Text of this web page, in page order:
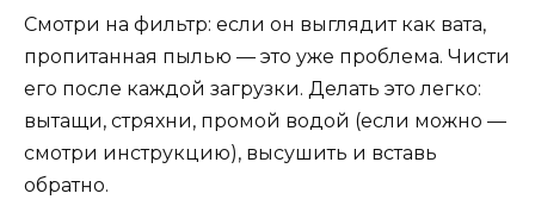
Смотри на фильтр: если он выглядит как вата,
пропитанная пылью — это уже проблема. Чисти
его после каждой загрузки. Делать это легко:
вытащи, стряхни, промой водой (если можно —
смотри инструкцию), высушить и вставь
обратно.